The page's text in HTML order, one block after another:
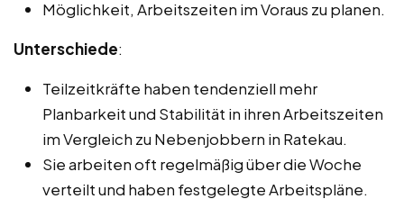
Möglichkeit, Arbeitszeiten im Voraus zu planen.
Unterschiede:
Teilzeitkräfte haben tendenziell mehr
Planbarkeit und Stabilität in ihren Arbeitszeiten
im Vergleich zu Nebenjobbern in Ratekau.
Sie arbeiten oft regelmäßig über die Woche
verteilt und haben festgelegte Arbeitspläne.